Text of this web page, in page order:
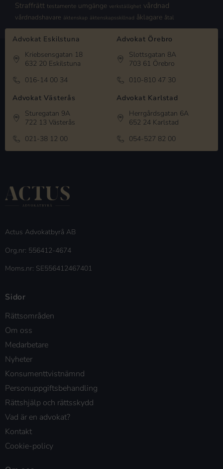
Straffrätt testamente umgänge verkställighet vårdnad
vårdnadshavare äktenskap äktenskapsskillnad åklagare åtal
Advokat Eskilstuna
Kriebsensgatan 18
632 20 Eskilstuna
016-14 00 34
Advokat Örebro
Slottsgatan 8A
703 61 Örebro
010-810 47 30
Advokat Västerås
Sturegatan 9A
722 13 Västerås
021-38 12 00
Advokat Karlstad
Herrgårdsgatan 6A
652 24 Karlstad
054-527 82 00
Actus Advokatbyrå AB
Org.nr: 556412-4674
Moms.nr: SE556412467401
Sidor
Rättsområden
Om oss
Medarbetare
Nyheter
Konsumenttvistnämnd
Personuppgiftsbehandling
Rättshjälp och rättsskydd
Vad är en advokat?
Kontakt
Cookie-policy